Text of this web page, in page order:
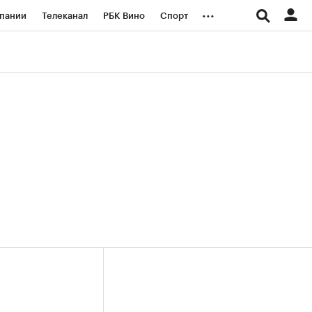
Телеканал РБК Вино Спорт ...